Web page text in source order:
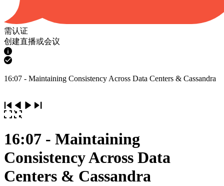
需认证
创建直播或会议
16:07 - Maintaining Consistency Across Data Centers & Cassandra
16:07 - Maintaining
Consistency Across Data
Centers & Cassandra